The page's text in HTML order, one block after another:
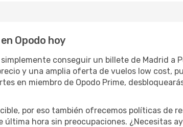
Opodo hoy
conseguir un billete de Madrid a
y una amplia oferta de vuelos low cost,
en miembro de Opodo Prime,
por eso también ofrecemos políticas de
hora sin preocupaciones. ¿Necesitas